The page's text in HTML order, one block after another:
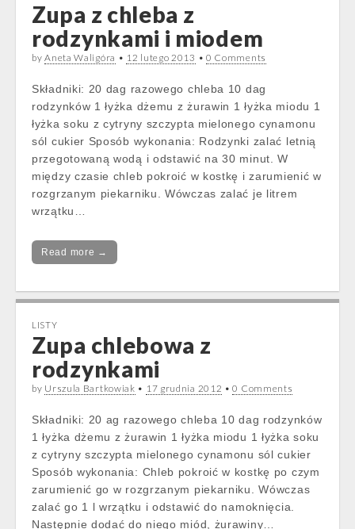
Zupa z chleba z
rodzynkami i miodem
byAneta Waligóra • 12 lutego 2013 • 0 Comments
Składniki: 20 dag razowego chleba 10 dag
rodzynków 1 łyżka dżemu z żurawin 1 łyżka miodu 1
łyżka soku z cytryny szczypta mielonego cynamonu
sól cukier Sposób wykonania: Rodzynki zalać letnią
przegotowaną wodą i odstawić na 30 minut. W
między czasie chleb pokroić w kostkę i zarumienić w
rozgrzanym piekarniku. Wówczas zalać je litrem
wrzątku…
Read more →
LISTY
Zupa chlebowa z
rodzynkami
by Urszula Bartkowiak • 17 grudnia 2012 •0 Comments
Składniki: 20 ag razowego chleba 10 dag rodzynków
1 łyżka dżemu z żurawin 1 łyżka miodu 1 łyżka soku
z cytryny szczypta mielonego cynamonu sól cukier
Sposób wykonania: Chleb pokroić w kostkę po czym
zarumienić go w rozgrzanym piekarniku. Wówczas
zalać go 1 l wrzątku i odstawić do namoknięcia.
Następnie dodać do niego miód, żurawiny…